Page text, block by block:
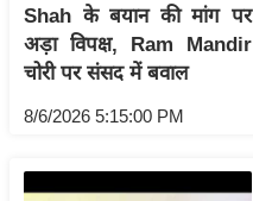
यि
क
मा
तृ
मि
Shah के बयान की मांग पर
अड़ा विपक्ष, Ram Mandir
चोरी पर संसद में बवाल
8/6/2026 5:15:00 PM